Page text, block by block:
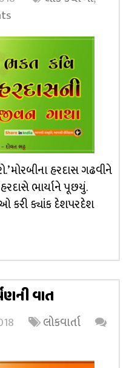
મોરબીના હરદાસ ગઢવીને
ભાર્યાને પૂછયું.
કરી ક્યાંક દેશપરદેશ
વાત
લોકવાર્તા